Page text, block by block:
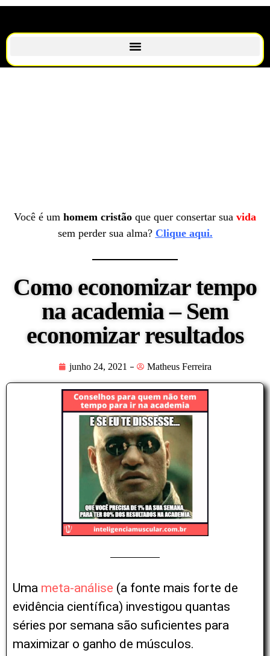
Você é um homem cristão que quer consertar sua vida
sem perder sua alma? Clique aqui.
Como economizar tempo
na academia – Sem
economizar resultados
junho 24, 2021 Matheus Ferreira
Uma meta-análise (a fonte mais forte de
evidência científica) investigou quantas
séries por semana são suficientes para
maximizar o ganho de músculos.